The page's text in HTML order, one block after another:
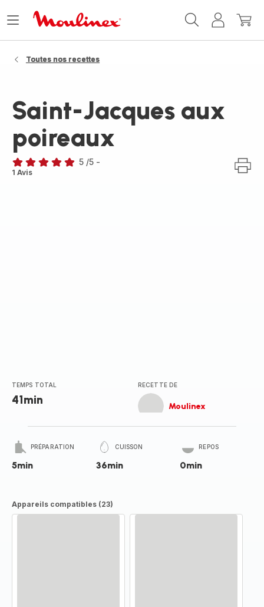
MonMon
Ouvrir
Toutes nos recettes
Saint-Jacques aux
poireaux
Avis
5 /5 -
1 Avis
TEMPS TOTAL
41min
RECETTE DE
Moulinex
PRÉPARATION
5min
CUISSON
36min
REPOS
0min
Appareils compatibles (23)